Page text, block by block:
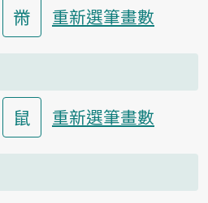
黹 重新選筆畫數
鼠 重新選筆畫數